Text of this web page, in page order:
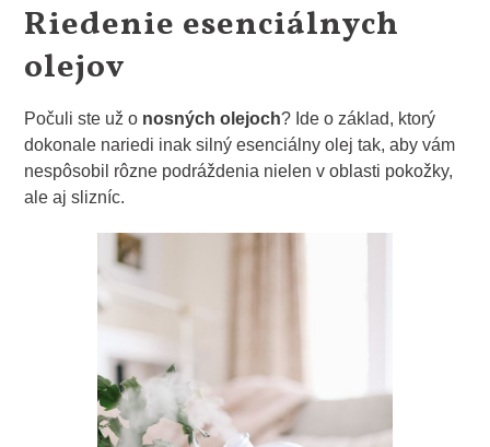
Riedenie esenciálnych
olejov
Počuli ste už o nosných olejoch? Ide o základ, ktorý
dokonale nariedi inak silný esenciálny olej tak, aby vám
nespôsobil rôzne podráždenia nielen v oblasti pokožky,
ale aj slizníc.